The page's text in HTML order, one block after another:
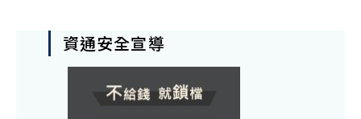
資通安全宣導